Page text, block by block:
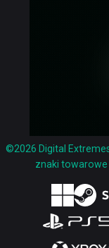
©2026 Digital
znaki towarowe